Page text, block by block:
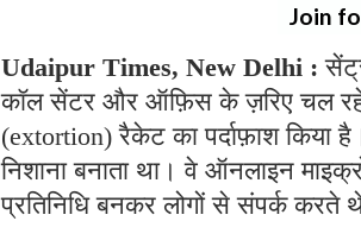
Join
Udaipur Times, New Delhi :
कॉल सेंटर और ऑफ़िस के ज़रिए चल
(extortion) रैकेट का पर्दाफ़ाश किया
निशाना बनाता था। वे ऑनलाइन
प्रतिनिधि बनकर लोगों से संपर्क करते